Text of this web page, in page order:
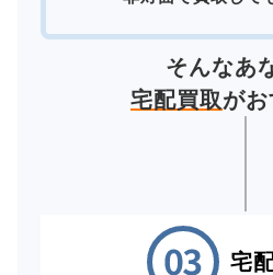
そんなあ
宅配買取がお
宅